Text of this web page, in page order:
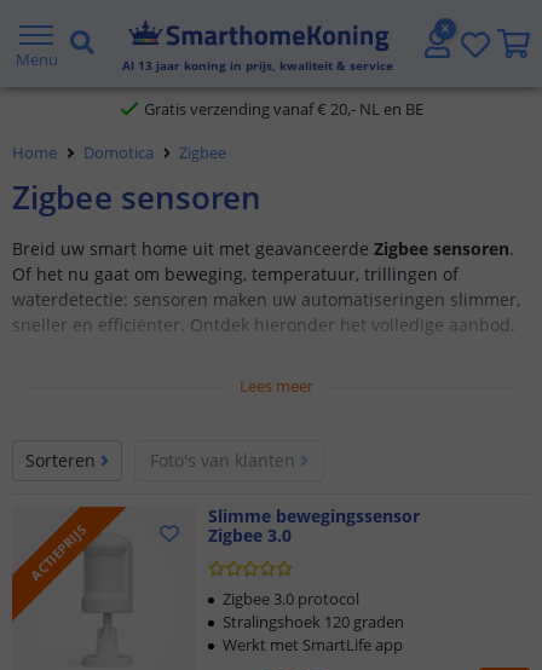
Menu Al 13 jaar koning in prijs, kwaliteit & service
Gratis verzending vanaf € 20,- NL en BE
Klantbeoordeling 9.1
Home Domotica Zigbee
Zigbee sensoren
Breid uw smart home uit met geavanceerde Zigbee sensoren.
Of het nu gaat om beweging, temperatuur, trillingen of
waterdetectie: sensoren maken uw automatiseringen slimmer,
sneller en efficiënter. Ontdek hieronder het volledige aanbod.
Lees meer
Sorteren Foto's van klanten
ACTIEPRIJS
Slimme bewegingssensor
Zigbee 3.0
Zigbee 3.0 protocol
Stralingshoek 120 graden
Werkt met SmartLife app